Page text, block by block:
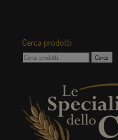
Cerca prodotti
Cerca: Cerca